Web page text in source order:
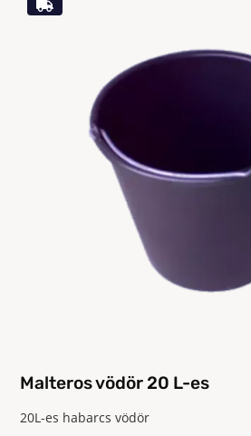
Malteros vödör 20 L-es
20L-es habarcs vödör